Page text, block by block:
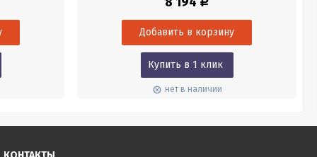
Купить в 1 клик
нет в наличии